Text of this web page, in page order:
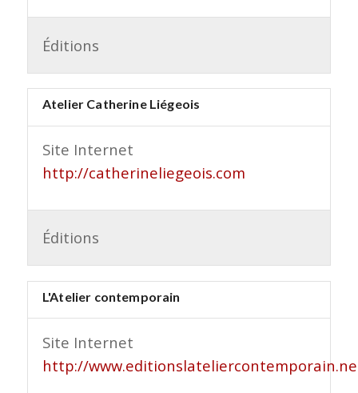
Éditions
Atelier Catherine Liégeois
Site Internet
http://catherineliegeois.com
Éditions
L'Atelier contemporain
Site Internet
http://